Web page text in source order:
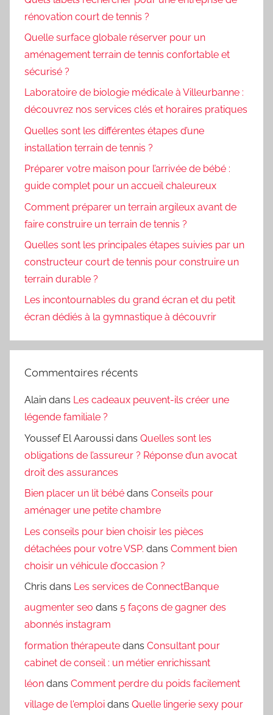
rénovation court de tennis ?
Quelle surface globale réserver pour un
aménagement terrain de tennis confortable et
sécurisé ?
Laboratoire de biologie médicale à Villeurbanne :
découvrez nos services clés et horaires pratiques
Quelles sont les différentes étapes d’une
installation terrain de tennis ?
Préparer votre maison pour l’arrivée de bébé :
guide complet pour un accueil chaleureux
Comment préparer un terrain argileux avant de
faire construire un terrain de tennis ?
Quelles sont les principales étapes suivies par un
constructeur court de tennis pour construire un
terrain durable ?
Les incontournables du grand écran et du petit
écran dédiés à la gymnastique à découvrir
Commentaires récents
Alain dans Les cadeaux peuvent-ils créer une
légende familiale ?
Youssef El Aaroussi dans Quelles sont les
obligations de l’assureur ? Réponse d’un avocat
droit des assurances
Bien placer un lit bébé dans Conseils pour
aménager une petite chambre
Les conseils pour bien choisir les pièces
détachées pour votre VSP. dans Comment bien
choisir un véhicule d’occasion ?
Chris dans Les services de ConnectBanque
augmenter seo dans 5 façons de gagner des
abonnés instagram
formation thérapeute dans Consultant pour
cabinet de conseil : un métier enrichissant
léon dans Comment perdre du poids facilement
village de l'emploi dans Quelle lingerie sexy pour